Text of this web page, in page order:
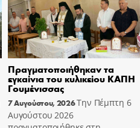
Πραγματοποιήθηκαν τα
εγκαίνια του κυλικείου ΚΑΠΗ
Γουμένισσας
7 Αυγούστου, 2026Την Πέμπτη 6
Αυγούστου 2026